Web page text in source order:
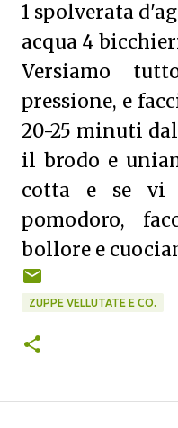
1 spolverata
acqua 4
Versiamo
pressione, e
20-25 minuti
il brodo e
cotta e se vi
pomodoro,
bollore e
ZUPPE VELLUTATE E CO.